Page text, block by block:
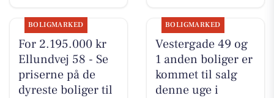
BOLIGMARKED
For 2.195.000 kr
Ellundvej 58 - Se
priserne på de
dyreste boliger til
BOLIGMARKED
Vestergade 49 og
1 anden boliger er
kommet til salg
denne uge i